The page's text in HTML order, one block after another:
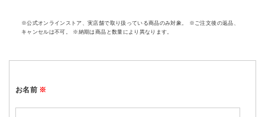
※公式オンラインストア、実店舗で取り扱っている商品のみ対象。 ※ご注文後の返品、
キャンセルは不可。 ※納期は商品と数量により異なります。
お名前 ※